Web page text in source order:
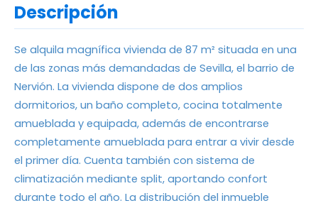
Descripción
Se alquila magnífica vivienda de 87 m² situada en una
de las zonas más demandadas de Sevilla, el barrio de
Nervión. La vivienda dispone de dos amplios
dormitorios, un baño completo, cocina totalmente
amueblada y equipada, además de encontrarse
completamente amueblada para entrar a vivir desde
el primer día. Cuenta también con sistema de
climatización mediante split, aportando confort
durante todo el año. La distribución del inmueble